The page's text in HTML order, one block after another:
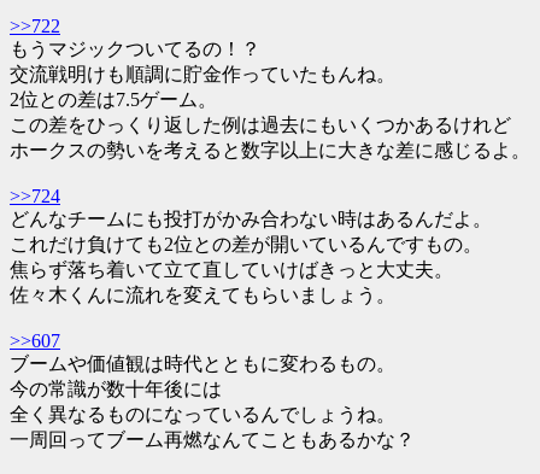
>>722
もうマジックついてるの！？
交流戦明けも順調に貯金作っていたもんね。
2位との差は7.5ゲーム。
この差をひっくり返した例は過去にもいくつかあるけれど
ホークスの勢いを考えると数字以上に大きな差に感じるよ。
>>724
どんなチームにも投打がかみ合わない時はあるんだよ。
これだけ負けても2位との差が開いているんですもの。
焦らず落ち着いて立て直していけばきっと大丈夫。
佐々木くんに流れを変えてもらいましょう。
>>607
ブームや価値観は時代とともに変わるもの。
今の常識が数十年後には
全く異なるものになっているんでしょうね。
一周回ってブーム再燃なんてこともあるかな？